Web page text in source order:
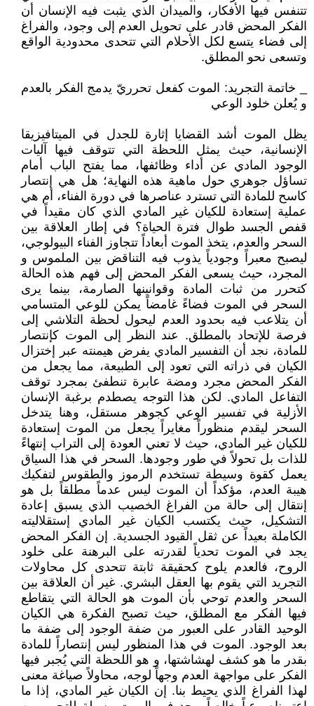
تتنفس فيها الأفكار، والميدان الذي يثبت فيه الإنسان أن
الفكر المحض قادر على تحويل العدم إلى وجود، والفراغ
إلى فضاء يتسع لكل الأحلام التي تتحدى محدودية الواقع
وتسعى نحو المطلق.
_ خاتمة التجريد: الموت كفعل تحرريّ يدمج الفكر بالعدم
و يُعلن خلود الوعي
يظل الموت أشد القضايا إثارة للجدل في الميتافيزيقا
الإنسانية، حيث يمثل اللحظة التي تتوقف فيها آليات
الوجود المادي عن أداء وظائفها، مما يفتح الباب أمام
تساؤل جوهري حول ماهية هذه النهاية؛ هل هي إنتصار
كاسح للمادة التي تسترد عناصرها في دورة الفناء، أم هي
عملية إستعادة للكيان غير المادي الذي كان مقيداً في
قفص الجسد طوال فترة الحياة؟ في إطار العلاقة بين
السحر والعدم، يتخذ الموت أبعاداً تتجاوز الفناء البيولوجي،
ليصبح معبراً وجودياً يذوب فيه التناقض بين الملموس و
المجرد، حيث يسعى الفكر المحض إلى فهم هذه الحالة
كتحرر من ثبات المادة وقوانينها الصارمة، بينما يرى
السحر في الموت فضاءً غامضاً يمكن للوعي المتسامي
أن يتلاعب فيه بحدود العدم ليحول لحظة التلاشي إلى
فرصة للإتحاد بالمطلق. عند النظر إلى الموت كإنتصار
للمادة، نجد أن التفسير المادي يفرض هيمنته عبر إختزال
الكيان في ذراته التي تعود إلى الطبيعة، مما يجعل من
الفكر المحض مجرد ومضة عابرة تنطفئ بمجرد توقف
التفاعل المادي. لكن هذا التوجه يصطدم برغبة الإنسان
الأزلية في تفسير الوعي كجوهر مستقل، وهنا يتدخل
السحر ليقدم منظوراً مغايراً يجعل من الموت إستعادة
للكيان غير المادي، حيث لا تعني العودة إلى التراب إنتهاءً
للذات بل تحولاً في طور وجودها. السحر في هذا السياق
يعمل كقوة وسيطة تستخدم الرموز والطقوس لتفكيك
هيبة العدم، مؤكداً أن الموت ليس عدماً مطلقاً بل هو
إنتقال إلى حالة من الفراغ الخصيب الذي يسبق إعادة
التشكيل، حيث يكتسب الكيان غير المادي إستقلاليته
الكاملة بعيداً عن ثقل القيود الجسدية. إن الفكر المحض
يجد في الموت تحدياً لقدرته على البرهنة على خلود
الروح، فالعدم يلوح كحقيقة ثابتة تتحدى كل محاولات
التجريد التي يقوم بها العقل البشري. غير أن العلاقة بين
السحر والعدم توحي بأن الموت هو الحالة التي يتقاطع
فيها الفكر مع المطلق، حيث تصبح الفكرة هي الكيان
الوحيد القادر على العبور من ضفة الوجود إلى ضفة ما
بعد الوجود. الموت في هذا المنظور ليس إنتصاراً للمادة
بقدر ما هو كشف لهشاشتها، و هو اللحظة التي يُجبر فيها
الفكر على مواجهة العدم وجهاً لوجه، محاولاً صياغة معنى
لهذا الفراغ الذي يحيط بنا. إن الكيان غير المادي، إذا ما